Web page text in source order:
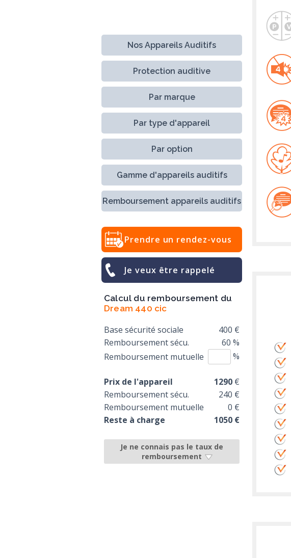
Nos Appareils Auditifs
Protection auditive
Par marque
Par type d'appareil
Par option
Gamme d'appareils auditifs
Remboursement appareils auditifs
Prendre un rendez-vous
Je veux être rappelé
Calcul du remboursement du
Dream 440 cic
Base sécurité sociale
400 €
Remboursement sécu.
60 %
Remboursement mutuelle
%
Prix de l'appareil 1290 €
Remboursement sécu.
240 €
Remboursement mutuelle
0 €
Reste à charge
1050 €
Je ne connais pas le taux de
remboursement